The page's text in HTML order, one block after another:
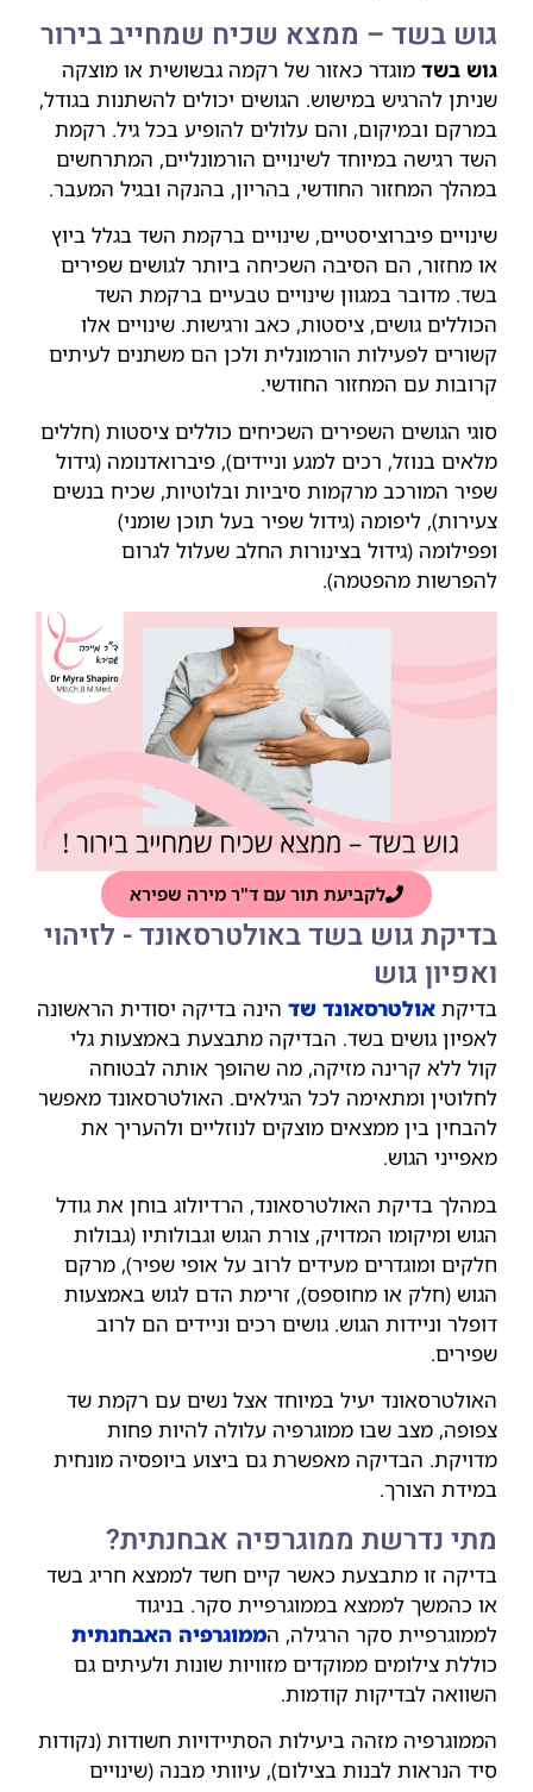
גוש בשד – ממצא שכיח שמחייב בירור
גוש בשד מוגדר כאזור של רקמה גבשושית או מוצקה
שניתן להרגיש במישוש. הגושים יכולים להשתנות בגודל,
במרקם ובמיקום, והם עלולים להופיע בכל גיל. רקמת
השד רגישה במיוחד לשינויים הורמונליים, המתרחשים
במהלך המחזור החודשי, בהריון, בהנקה ובגיל המעבר.
שינויים פיברוציסטיים, שינויים ברקמת השד בגלל ביוץ
או מחזור, הם הסיבה השכיחה ביותר לגושים שפירים
בשד. מדובר במגוון שינויים טבעיים ברקמת השד
הכוללים גושים, ציסטות, כאב ורגישות. שינויים אלו
קשורים לפעילות הורמונלית ולכן הם משתנים לעיתים
קרובות עם המחזור החודשי.
סוגי הגושים השפירים השכיחים כוללים ציסטות (חללים
מלאים בנוזל, רכים למגע וניידים), פיברואדנומה (גידול
שפיר המורכב מרקמות סיביות ובלוטיות, שכיח בנשים
צעירות), ליפומה (גידול שפיר בעל תוכן שומני)
ופפילומה (גידול בצינורות החלב שעלול לגרום
להפרשות מהפטמה).
לקביעת תור עם ד"ר מירה שפירא
בדיקת גוש בשד באולטרסאונד - לזיהוי
ואפיון גוש
בדיקת אולטרסאונד שד הינה בדיקה יסודית הראשונה
לאפיון גושים בשד. הבדיקה מתבצעת באמצעות גלי
קול ללא קרינה מזיקה, מה שהופך אותה לבטוחה
לחלוטין ומתאימה לכל הגילאים. האולטרסאונד מאפשר
להבחין בין ממצאים מוצקים לנוזליים ולהעריך את
מאפייני הגוש.
במהלך בדיקת האולטרסאונד, הרדיולוג בוחן את גודל
הגוש ומיקומו המדויק, צורת הגוש וגבולותיו (גבולות
חלקים ומוגדרים מעידים לרוב על אופי שפיר), מרקם
הגוש (חלק או מחוספס), זרימת הדם לגוש באמצעות
דופלר וניידות הגוש. גושים רכים וניידים הם לרוב
שפירים.
האולטרסאונד יעיל במיוחד אצל נשים עם רקמת שד
צפופה, מצב שבו ממוגרפיה עלולה להיות פחות
מדויקת. הבדיקה מאפשרת גם ביצוע ביופסיה מונחית
במידת הצורך.
מתי נדרשת ממוגרפיה אבחנתית?
בדיקה זו מתבצעת כאשר קיים חשד לממצא חריג בשד
או כהמשך לממצא בממוגרפיית סקר. בניגוד
לממוגרפיית סקר הרגילה, הממוגרפיה האבחנתית
כוללת צילומים ממוקדים מזוויות שונות ולעיתים גם
השוואה לבדיקות קודמות.
הממוגרפיה מזהה ביעילות הסתיידויות חשודות (נקודות
סיד הנראות לבנות בצילום), עיוותי מבנה (שינויים